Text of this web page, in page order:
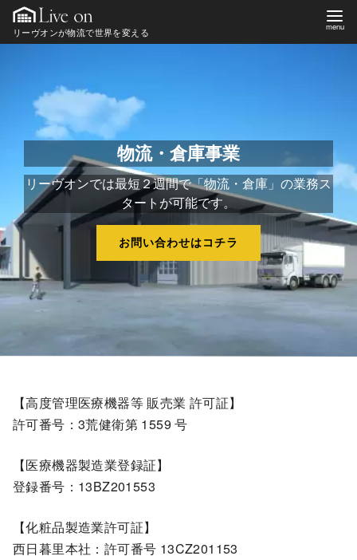
リーヴオンが物流で世界を変える
物流・倉庫事業
リーヴオンでは最短２週間で「物流・倉庫」の業務ス
タートが可能です。
お問い合わせはコチラ
【高度管理医療機器等 販売業 許可証】
許可番号：3荒健衛第 1559 号
【医療機器製造業登録証】
登録番号：13BZ201553
【化粧品製造業許可証】
西日暮里本社：許可番号 13CZ201153